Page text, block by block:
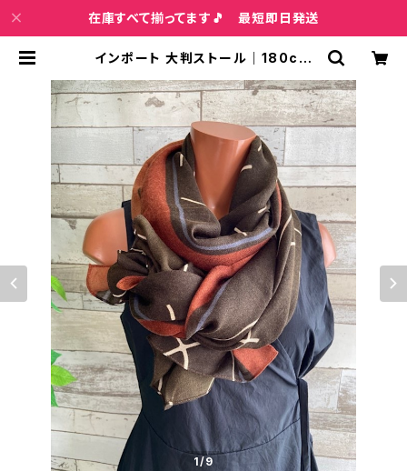
在庫すべて揃ってます🎵 最短即日発送
インポート 大判ストール｜180cm
ストール｜トープブラウン | インポー
トファッション＆ジュエリー Wish Bo
ne VIP
1/9